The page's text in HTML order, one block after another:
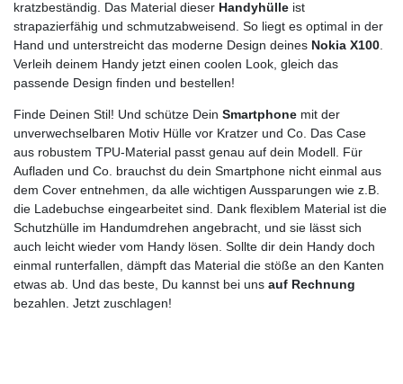
kratzbeständig. Das Material dieser Handyhülle ist
strapazierfähig und schmutzabweisend. So liegt es optimal in der
Hand und unterstreicht das moderne Design deines Nokia X100
Verleih deinem Handy jetzt einen coolen Look, gleich das
passende Design finden und bestellen!
Finde Deinen Stil! Und schütze Dein Smartphone mit der
unverwechselbaren Motiv Hülle vor Kratzer und Co. Das Case
aus robustem TPU-Material passt genau auf dein Modell. Für
Aufladen und Co. brauchst du dein Smartphone nicht einmal aus
dem Cover entnehmen, da alle wichtigen Aussparungen wie z.B.
die Ladebuchse eingearbeitet sind. Dank flexiblem Material ist die
Schutzhülle im Handumdrehen angebracht, und sie lässt sich
auch leicht wieder vom Handy lösen. Sollte dir dein Handy doch
einmal runterfallen, dämpft das Material die stöße an den Kanten
etwas ab. Und das beste, Du kannst bei uns auf Rechnung
bezahlen. Jetzt zuschlagen!